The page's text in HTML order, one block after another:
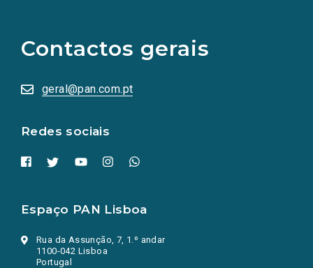
Contactos gerais
geral@pan.com.pt
Redes sociais
redes
sociais
numa
nova
Espaço PAN Lisboa
Rua da Assunção, 7, 1.º andar
1100-042 Lisboa
Portugal